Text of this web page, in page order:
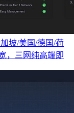
坡/美国/德国/荷
，三网纯高端即